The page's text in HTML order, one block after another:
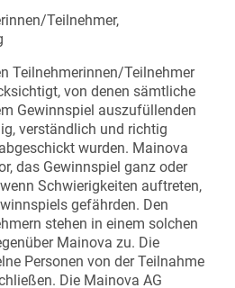
Teilnehmer,
Teilnehmerinnen/Teilnehmer
von denen sämtliche
Gewinnspiel auszufüllenden
verständlich und richtig
wurden. Mainova
das Gewinnspiel ganz oder
Schwierigkeiten auftreten,
gefährden. Den
stehen in einem solchen
Mainova zu. Die
Personen von der Teilnahme
Die Mainova AG